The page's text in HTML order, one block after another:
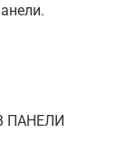
ПАНЕЛИ